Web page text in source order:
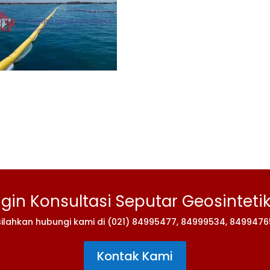
Konsultasi Seputar
hubungi kami di (021) 84995477, 84999534,
Kontak Kami